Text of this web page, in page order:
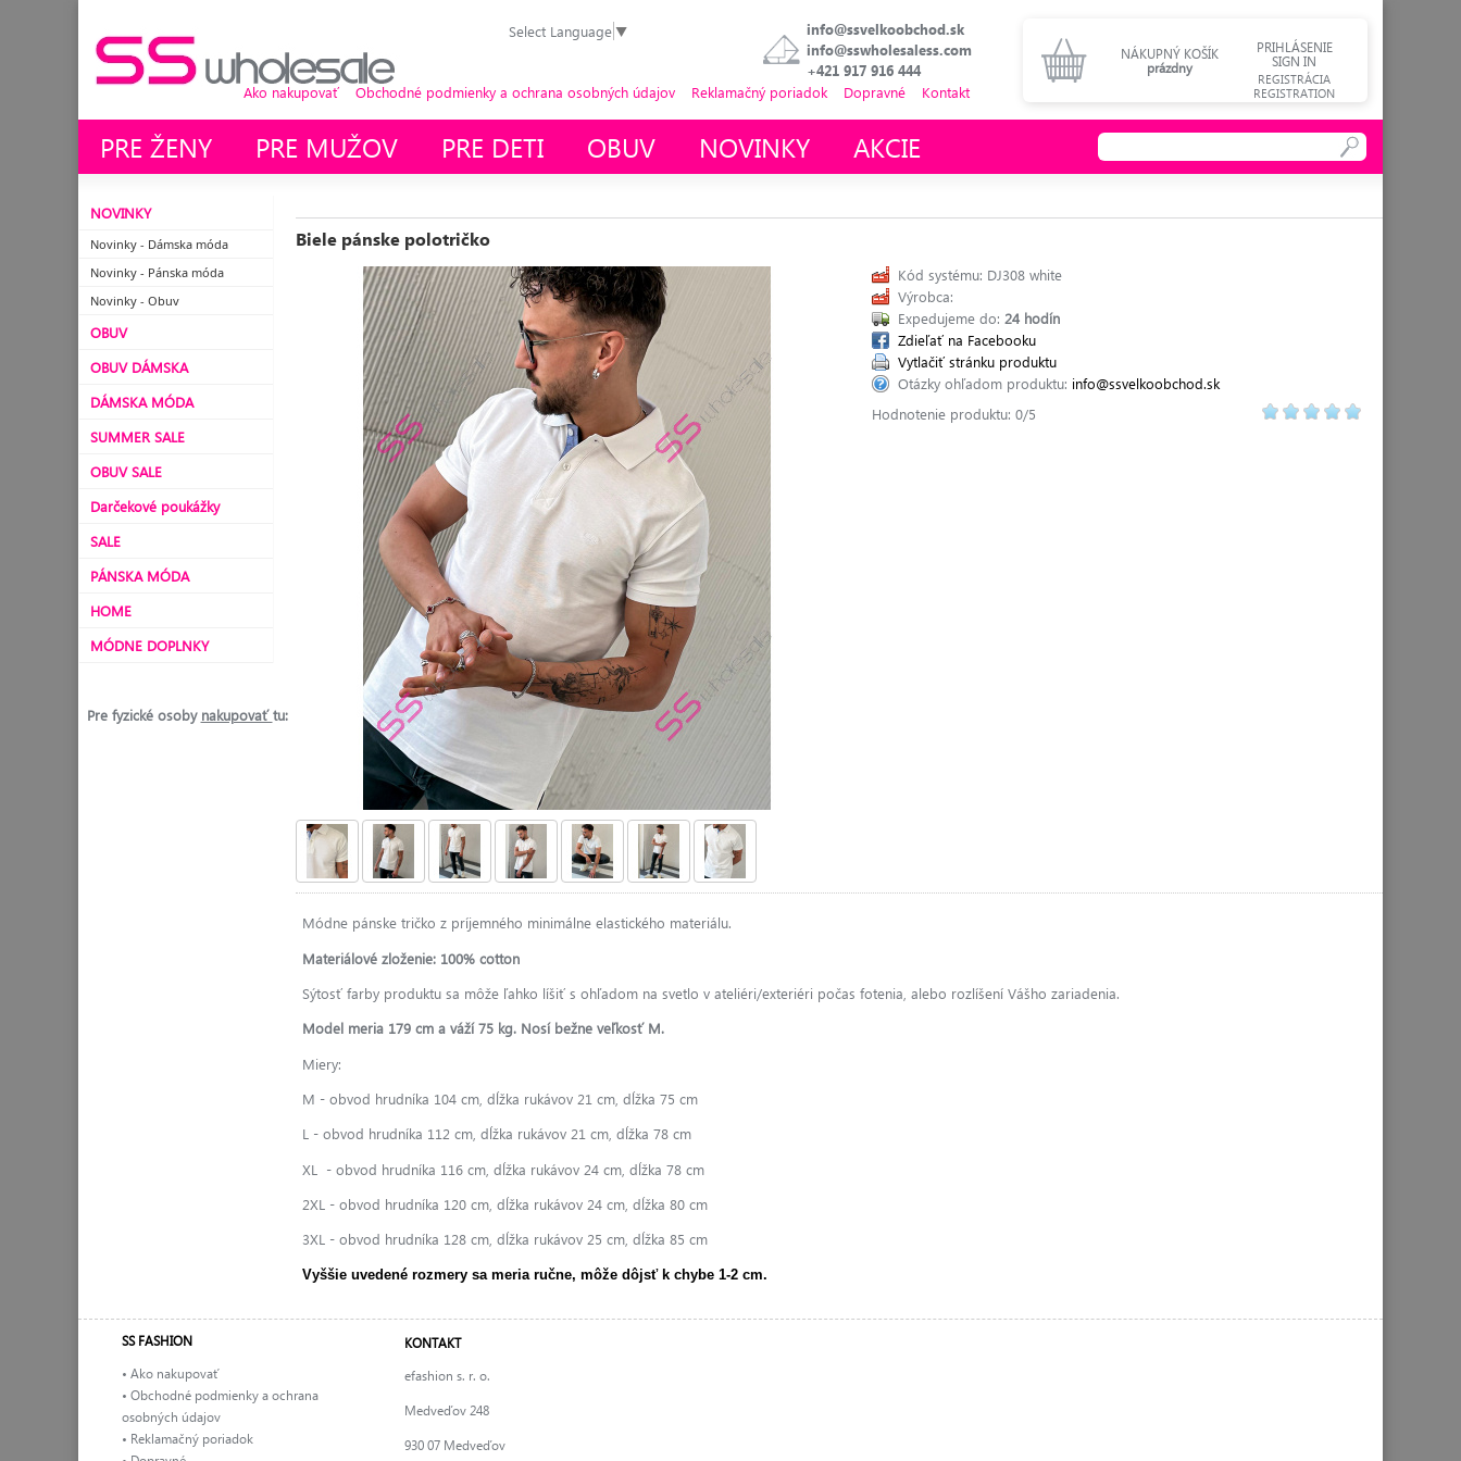
Select Language▼
info@ssvelkoobchod.sk
info@sswholesaless.com
+421 917 916 444
PRIHLÁSENIE
SIGN IN
REGISTRÁCIA
REGISTRATION
NÁKUPNÝ KOŠÍK
prázdny
Ako nakupovať Obchodné podmienky a ochrana osobných údajov Reklamačný poriadok Dopravné Kontakt
PRE ŽENY PRE MUŽOV PRE DETI OBUV NOVINKY AKCIE
NOVINKY
Novinky - Dámska móda
Novinky - Pánska móda
Novinky - Obuv
OBUV
OBUV DÁMSKA
DÁMSKA MÓDA
SUMMER SALE
OBUV SALE
Darčekové poukážky
SALE
PÁNSKA MÓDA
HOME
MÓDNE DOPLNKY
Pre fyzické osoby nakupovaťtu:
Biele pánske polotričko
Kód systému: DJ308 white
Výrobca:
Expedujeme do: 24 hodín
Zdieľať na Facebooku
Vytlačiť stránku produktu
Otázky ohľadom produktu: info@ssvelkoobchod.sk
Hodnotenie produktu: 0/5
Módne pánske tričko z príjemného minimálne elastického materiálu.
Materiálové zloženie: 100% cotton
Sýtosť farby produktu sa môže ľahko líšiť s ohľadom na svetlo v ateliéri/exteriéri počas fotenia, alebo rozlíšení Vášho zariadenia.
Model meria 179 cm a váží 75 kg. Nosí bežne veľkosť M.
Miery:
M - obvod hrudníka 104 cm, dĺžka rukávov 21 cm, dĺžka 75 cm
L - obvod hrudníka 112 cm, dĺžka rukávov 21 cm, dĺžka 78 cm
XL - obvod hrudníka 116 cm, dĺžka rukávov 24 cm, dĺžka 78 cm
2XL - obvod hrudníka 120 cm, dĺžka rukávov 24 cm, dĺžka 80 cm
3XL - obvod hrudníka 128 cm, dĺžka rukávov 25 cm, dĺžka 85 cm
Vyššie uvedené rozmery sa meria ručne, môže dôjsť k chybe 1-2 cm.
SS FASHION
• Ako nakupovať
• Obchodné podmienky a ochrana
osobných údajov
• Reklamačný poriadok
KONTAKT
efashion s. r. o.
Medveďov 248
930 07 Medveďov